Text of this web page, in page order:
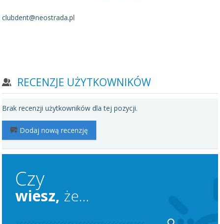
clubdent@neostrada.pl
RECENZJE UŻYTKOWNIKÓW
Brak recenzji użytkowników dla tej pozycji.
Dodaj nową recenzję
Czy
wiesz, że...